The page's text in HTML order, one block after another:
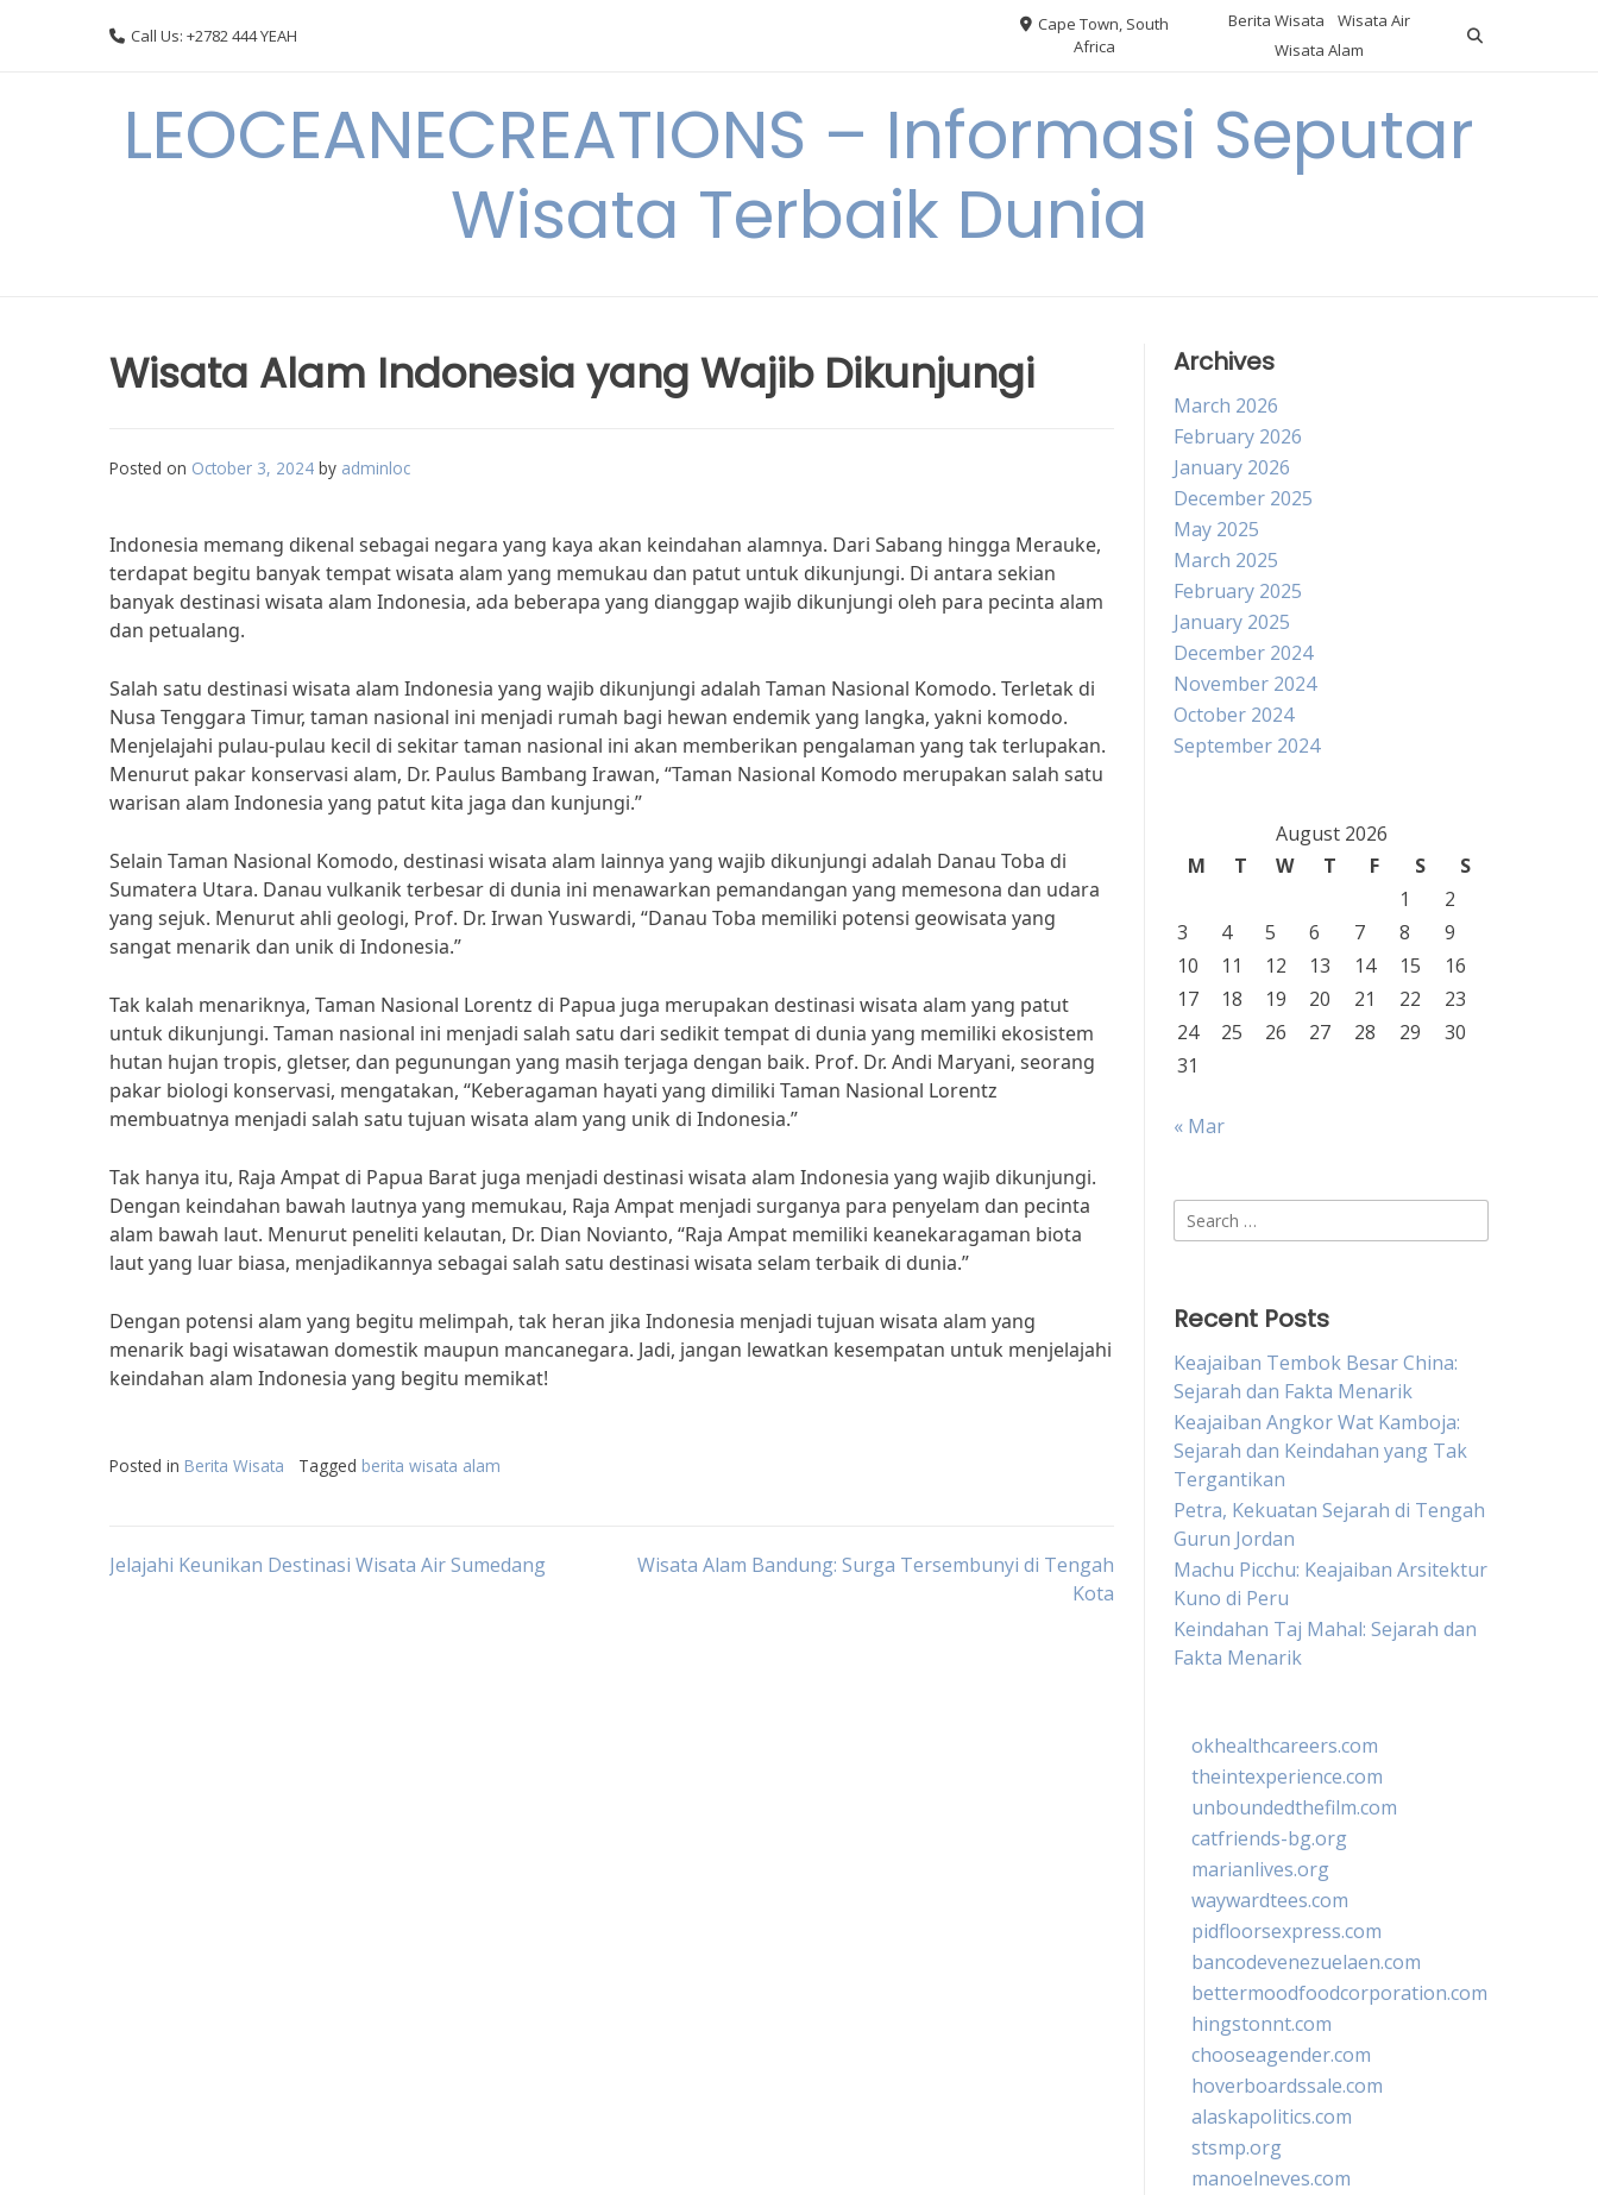
Call Us: +2782 444 YEAH
Cape Town, South
Africa
Berita Wisata
Wisata Air
Wisata Alam
LEOCEANECREATIONS – Informasi Seputar
Wisata Terbaik Dunia
Wisata Alam Indonesia yang Wajib Dikunjungi
Posted on October 3, 2024 by adminloc
Indonesia memang dikenal sebagai negara yang kaya akan keindahan alamnya. Dari Sabang hingga Merauke,
terdapat begitu banyak tempat wisata alam yang memukau dan patut untuk dikunjungi. Di antara sekian
banyak destinasi wisata alam Indonesia, ada beberapa yang dianggap wajib dikunjungi oleh para pecinta alam
dan petualang.
Salah satu destinasi wisata alam Indonesia yang wajib dikunjungi adalah Taman Nasional Komodo. Terletak di
Nusa Tenggara Timur, taman nasional ini menjadi rumah bagi hewan endemik yang langka, yakni komodo.
Menjelajahi pulau-pulau kecil di sekitar taman nasional ini akan memberikan pengalaman yang tak terlupakan.
Menurut pakar konservasi alam, Dr. Paulus Bambang Irawan, “Taman Nasional Komodo merupakan salah satu
warisan alam Indonesia yang patut kita jaga dan kunjungi.”
Selain Taman Nasional Komodo, destinasi wisata alam lainnya yang wajib dikunjungi adalah Danau Toba di
Sumatera Utara. Danau vulkanik terbesar di dunia ini menawarkan pemandangan yang memesona dan udara
yang sejuk. Menurut ahli geologi, Prof. Dr. Irwan Yuswardi, “Danau Toba memiliki potensi geowisata yang
sangat menarik dan unik di Indonesia.”
Tak kalah menariknya, Taman Nasional Lorentz di Papua juga merupakan destinasi wisata alam yang patut
untuk dikunjungi. Taman nasional ini menjadi salah satu dari sedikit tempat di dunia yang memiliki ekosistem
hutan hujan tropis, gletser, dan pegunungan yang masih terjaga dengan baik. Prof. Dr. Andi Maryani, seorang
pakar biologi konservasi, mengatakan, “Keberagaman hayati yang dimiliki Taman Nasional Lorentz
membuatnya menjadi salah satu tujuan wisata alam yang unik di Indonesia.”
Tak hanya itu, Raja Ampat di Papua Barat juga menjadi destinasi wisata alam Indonesia yang wajib dikunjungi.
Dengan keindahan bawah lautnya yang memukau, Raja Ampat menjadi surganya para penyelam dan pecinta
alam bawah laut. Menurut peneliti kelautan, Dr. Dian Novianto, “Raja Ampat memiliki keanekaragaman biota
laut yang luar biasa, menjadikannya sebagai salah satu destinasi wisata selam terbaik di dunia.”
Dengan potensi alam yang begitu melimpah, tak heran jika Indonesia menjadi tujuan wisata alam yang
menarik bagi wisatawan domestik maupun mancanegara. Jadi, jangan lewatkan kesempatan untuk menjelajahi
keindahan alam Indonesia yang begitu memikat!
Posted in Berita Wisata Tagged berita wisata alam
Post
Jelajahi Keunikan Destinasi Wisata Air Sumedang
Wisata Alam Bandung: Surga Tersembunyi di Tengah
Kota
Archives
March 2026
February 2026
January 2026
December 2025
May 2025
March 2025
February 2025
January 2025
December 2024
November 2024
October 2024
September 2024
August 2026
M
T W T F S
S
1
2
3
4 5 6 7 8
9
10
11 12 13 14 15
16
17
18 19 20 21 22
23
24
25 26 27 28 29
30
31
« Mar
Search
for:
Recent Posts
Keajaiban Tembok Besar China:
Sejarah dan Fakta Menarik
Keajaiban Angkor Wat Kamboja:
Sejarah dan Keindahan yang Tak
Tergantikan
Petra, Kekuatan Sejarah di Tengah
Gurun Jordan
Machu Picchu: Keajaiban Arsitektur
Kuno di Peru
Keindahan Taj Mahal: Sejarah dan
Fakta Menarik
okhealthcareers.com
theintexperience.com
unboundedthefilm.com
catfriends-bg.org
marianlives.org
waywardtees.com
pidfloorsexpress.com
bancodevenezuelaen.com
bettermoodfoodcorporation.com
hingstonnt.com
chooseagender.com
hoverboardssale.com
alaskapolitics.com
stsmp.org
manoelneves.com